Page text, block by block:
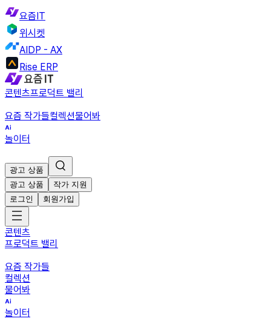
요즘IT
위시켓
AIDP - AX
Rise ERP
콘텐츠프로덕트 밸리
요즘 작가들컬렉션물어봐
놀이터
광고 상품
광고 상품
작가 지원
로그인
회원가입
콘텐츠
프로덕트 밸리
요즘 작가들
컬렉션
물어봐
놀이터